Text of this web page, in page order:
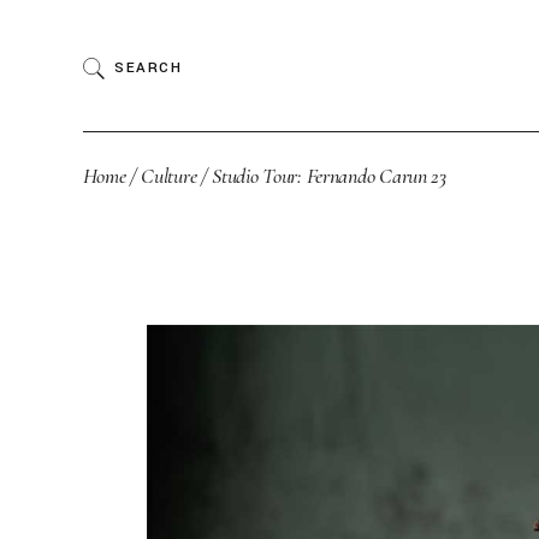
SEARCH
Home Culture Studio Tour: Fernando Carun 23